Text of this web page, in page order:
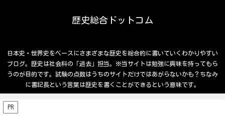
歴史総合ドットコム
日本史・世界史をベースにさまざまな歴史を総合的に書いていくわかりやすい
ブログ。歴史は社会科の「過去」担当。※当サイトは勉強に興味を持ってもら
うのが目的です。試験の点数はうちのサイトだけではあがらないかも？ちなみ
に書記長という言葉は歴史を書くことができるという意味です。
PR